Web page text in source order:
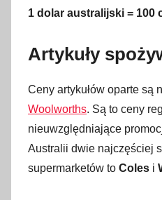
1 dolar australijski = 100
Artykuły
Ceny artykułów oparte są
Woolworths. Są to ceny
nieuwzględniające
Australii dwie najczęściej
supermarketów to Coles i